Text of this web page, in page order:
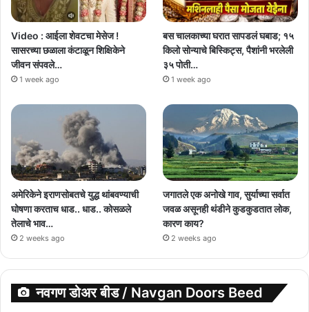
Video : आईला शेवटचा मेसेज !
सासरच्या छळाला कंटाळून शिक्षिकेने
जीवन संपवले…
1 week ago
बस चालकाच्या घरात सापडलं घबाड; १५
किलो सोन्याचे बिस्किट्स, पैशांनी भरलेली
३५ पोती…
1 week ago
अमेरिकेने इराणसोबतचे युद्ध थांबवण्याची
घोषणा करताच धाड.. धाड.. कोसळले
तेलाचे भाव…
2 weeks ago
जगातले एक अनोखे गाव, सुर्याच्या सर्वात
जवळ असूनही थंडीने कुडकुडतात लोक,
कारण काय?
2 weeks ago
नवगण डोअर बीड / Navgan Doors Beed